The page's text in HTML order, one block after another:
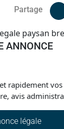
Partage
ANNONCE
rapidement
avis
légale